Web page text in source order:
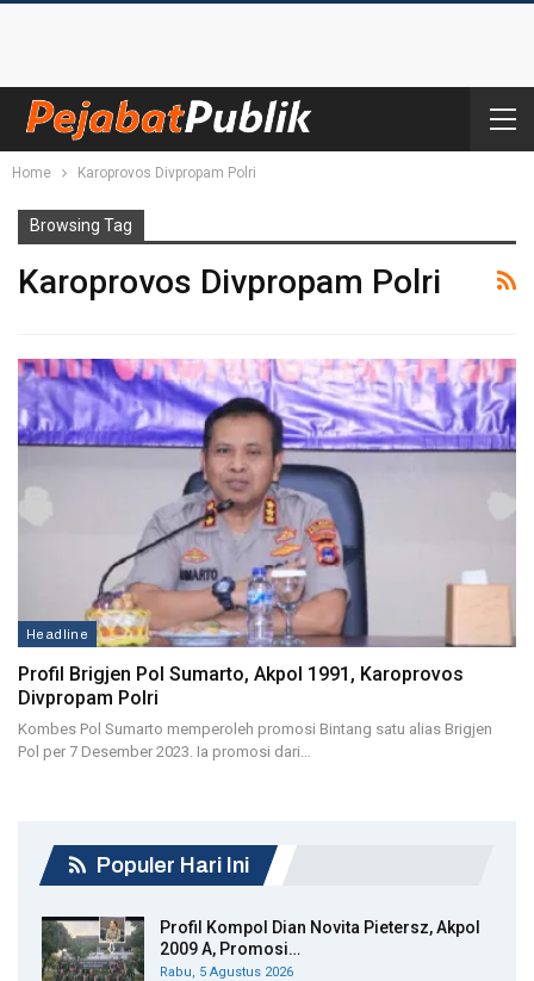
Home Karoprovos Divpropam Polri
Browsing Tag
Karoprovos Divpropam Polri
Headline
Profil Brigjen Pol Sumarto, Akpol 1991, Karoprovos
Divpropam Polri
Kombes Pol Sumarto memperoleh promosi Bintang satu alias Brigjen
Pol per 7 Desember 2023. Ia promosi dari…
Populer Hari Ini
Profil Kompol Dian Novita Pietersz, Akpol
2009 A, Promosi…
Rabu, 5 Agustus 2026